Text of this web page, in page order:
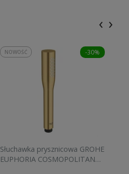
-30%
Słuchawka prysznicowa GROHE
EUPHORIA COSMOPOLITAN
NOWOŚĆ
‹ ›